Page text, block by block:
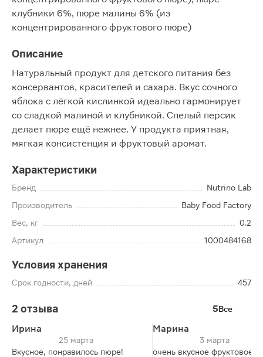
клубники 6%, пюре малины 6% (из
концентрированного фруктового пюре)
Описание
Натуральный продукт для детского питания без
консервантов, красителей и сахара. Вкус сочного
яблока с лёгкой кислинкой идеально гармонирует
со сладкой малиной и клубникой. Спелый персик
делает пюре ещё нежнее. У продукта приятная,
мягкая консистенция и фруктовый аромат.
Характеристики
Бренд
Nutrino Lab
Производитель
Baby Food Factory
Вес, кг
0.2
Артикул
1000484168
Условия хранения
Срок годности, дней 457
2 отзыва 5Все
Ирина
25 марта
Вкусное, понравилось пюре!
Марина
3 марта
очень вкусное фруктовое